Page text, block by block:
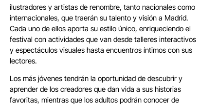
ilustradores y artistas de renombre, tanto nacionales como
internacionales, que traerán su talento y visión a Madrid.
Cada uno de ellos aporta su estilo único, enriqueciendo el
festival con actividades que van desde talleres interactivos
y espectáculos visuales hasta encuentros íntimos con sus
lectores.
Los más jóvenes tendrán la oportunidad de descubrir y
aprender de los creadores que dan vida a sus historias
favoritas, mientras que los adultos podrán conocer de